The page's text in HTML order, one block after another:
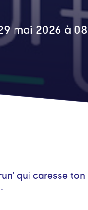
mai 2026 à
qui caresse ton